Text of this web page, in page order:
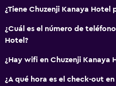
¿Tiene Chuzenji Kanaya Hotel
¿Cuál es el número de
Hotel?
¿Hay wifi en Chuzenji Kanaya
¿A qué hora es el check-out